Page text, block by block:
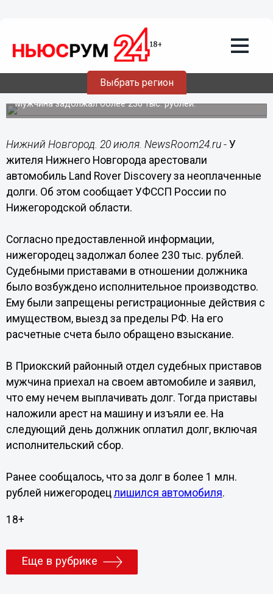
Выбрать регион
20.07.201714:34
Land Rover арестовали у нижегородца
Мужчина задолжал более 230 тыс. рублей.
Нижний Новгород. 20 июля. NewsRoom24.ru - У
жителя Нижнего Новгорода арестовали
автомобиль Land Rover Discovery за неоплаченные
долги. Об этом сообщает УФССП России по
Нижегородской области.
Согласно предоставленной информации,
нижегородец задолжал более 230 тыс. рублей.
Судебными приставами в отношении должника
было возбуждено исполнительное производство.
Ему были запрещены регистрационные действия с
имуществом, выезд за пределы РФ. На его
расчетные счета было обращено взыскание.
В Приокский районный отдел судебных приставов
мужчина приехал на своем автомобиле и заявил,
что ему нечем выплачивать долг. Тогда приставы
наложили арест на машину и изъяли ее. На
следующий день должник оплатил долг, включая
исполнительский сбор.
Ранее сообщалось, что за долг в более 1 млн.
рублей нижегородец лишился автомобиля.
18+
Еще в рубрике